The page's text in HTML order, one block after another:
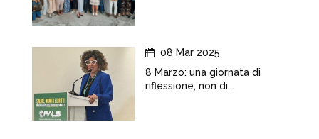
08 Mar 2025
8 Marzo: una giornata di
riflessione, non di...